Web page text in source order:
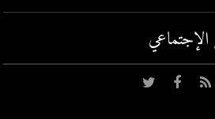
اﻹجتماعي